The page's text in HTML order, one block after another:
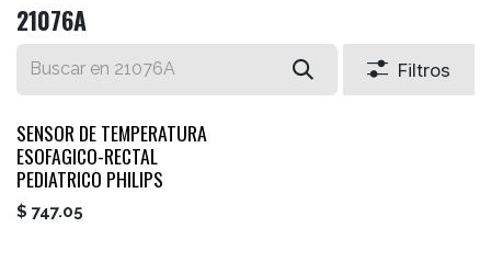
21076A
Filtros
SENSOR DE TEMPERATURA
ESOFAGICO-RECTAL
PEDIATRICO PHILIPS
$ 747.05